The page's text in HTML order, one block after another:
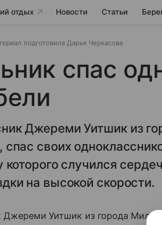
отдых Новости Статьи
подготовила Дарья Черкасова
спас
Джереми Уитшик из
спас своих
которого случился
на высокой скорости.
Джереми Уитшик из города